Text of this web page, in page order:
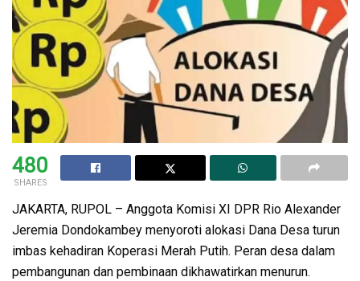
480
SHARES
JAKARTA, RUPOL – Anggota Komisi XI DPR Rio Alexander
Jeremia Dondokambey menyoroti alokasi Dana Desa turun
imbas kehadiran Koperasi Merah Putih. Peran desa dalam
pembangunan dan pembinaan dikhawatirkan menurun.